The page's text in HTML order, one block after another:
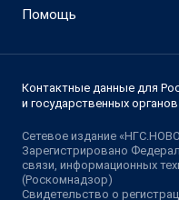
Помощь
Контактные данные для
и государственных органов
Сетевое издание
Зарегистрировано
связи, информационных
(Роскомнадзор)
Свидетельство о